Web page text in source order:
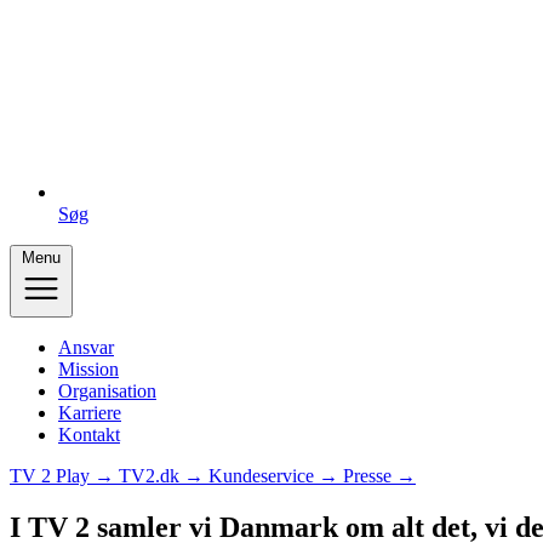
Søg
Menu
Ansvar
Mission
Organisation
Karriere
Kontakt
TV 2 Play → TV2.dk → Kundeservice → Presse →
I TV 2 samler vi Danmark om alt det, vi